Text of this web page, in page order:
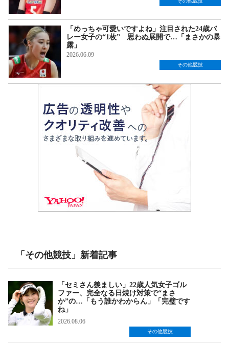
「めっちゃ可愛いですよね」注目された24歳バ
レー女子の“1枚” 思わぬ展開で…「まさかの暴
露」
2026.06.09
その他競技
「その他競技」新着記事
「セミさん羨ましい」22歳人気女子ゴル
ファー、完全なる日焼け対策で“まさ
か”の…「もう誰かわからん」「完璧です
ね」
2026.08.06
その他競技